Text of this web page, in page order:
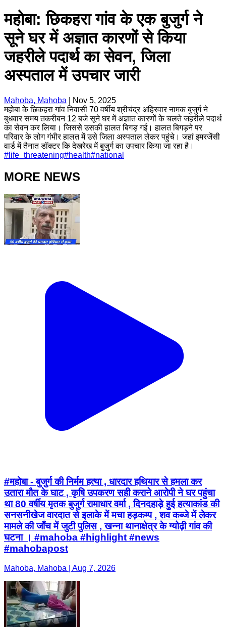
महोबा: छिकहरा गांव के एक बुजुर्ग ने
सूने घर में अज्ञात कारणों से किया
जहरीले पदार्थ का सेवन, जिला
अस्पताल में उपचार जारी
Mahoba, Mahoba
Nov 5, 2025
महोबा के छिकहरा गांव निवासी 70 वर्षीय श्रीचंद्र अहिरवार नामक बुजुर्ग ने
बुधवार समय तकरीबन 12 बजे सूने घर में अज्ञात कारणों के चलते जहरीले पदार्थ
का सेवन कर लिया। जिससे उसकी हालत बिगड़ गई। हालत बिगड़ने पर
परिवार के लोग गंभीर हालत में उसे जिला अस्पताल लेकर पहुंचे। जहां इमरजेंसी
वार्ड में तैनात डॉक्टर कि देखरेख में बुजुर्ग का उपचार किया जा रहा है।
# life_threatening#health#national
MORE NEWS
#महोबा - बुजुर्ग की निर्मम हत्या , धारदार हथियार से हमला कर
उतारा मौत के घाट , कृषि उपकरण सही कराने आरोपी ने घर पहुंचा
था 80 वर्षीय मृतक बुजुर्ग रामाधार वर्मा , दिनदहाड़े हुई हत्याकांड की
सनसनीखेज वारदात से इलाके में मचा हड़कम्प , शव कब्जे में लेकर
मामले की जाँच में जुटी पुलिस , खन्ना थानाक्षेत्र के ग्योढ़ी गांव की
घटना । #mahoba #highlight #news
#mahobapost
Mahoba, Mahoba | Aug 7, 2026